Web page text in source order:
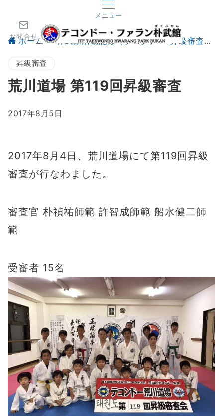
メニュー
お問合せ
ホーム 朴武館活動記録（ブログ） 昇級審査
昇級審査
荒川道場 第119回昇級審査
2017年8月5日
2017年8月4日、荒川道場にて第119回昇級
審査が行なわました。
審査官 朴禎祐師範 許智成師範 船水健二師
範
受審者 15名